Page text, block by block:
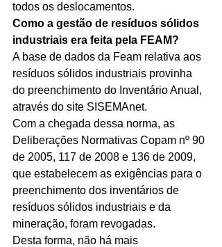
todos os deslocamentos.
Como a gestão de resíduos sólidos
industriais era feita pela FEAM?
A base de dados da Feam relativa aos
resíduos sólidos industriais provinha
do preenchimento do Inventário Anual,
através do site SISEMAnet.
Com a chegada dessa norma, as
Deliberações Normativas Copam nº 90
de 2005, 117 de 2008 e 136 de 2009,
que estabelecem as exigências para o
preenchimento dos inventários de
resíduos sólidos industriais e da
mineração, foram revogadas.
Desta forma, não há mais